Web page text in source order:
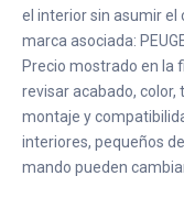
el interior sin asumir el
marca asociada:
Precio mostrado en la
revisar acabado, color,
montaje y
interiores, pequeños
mando pueden